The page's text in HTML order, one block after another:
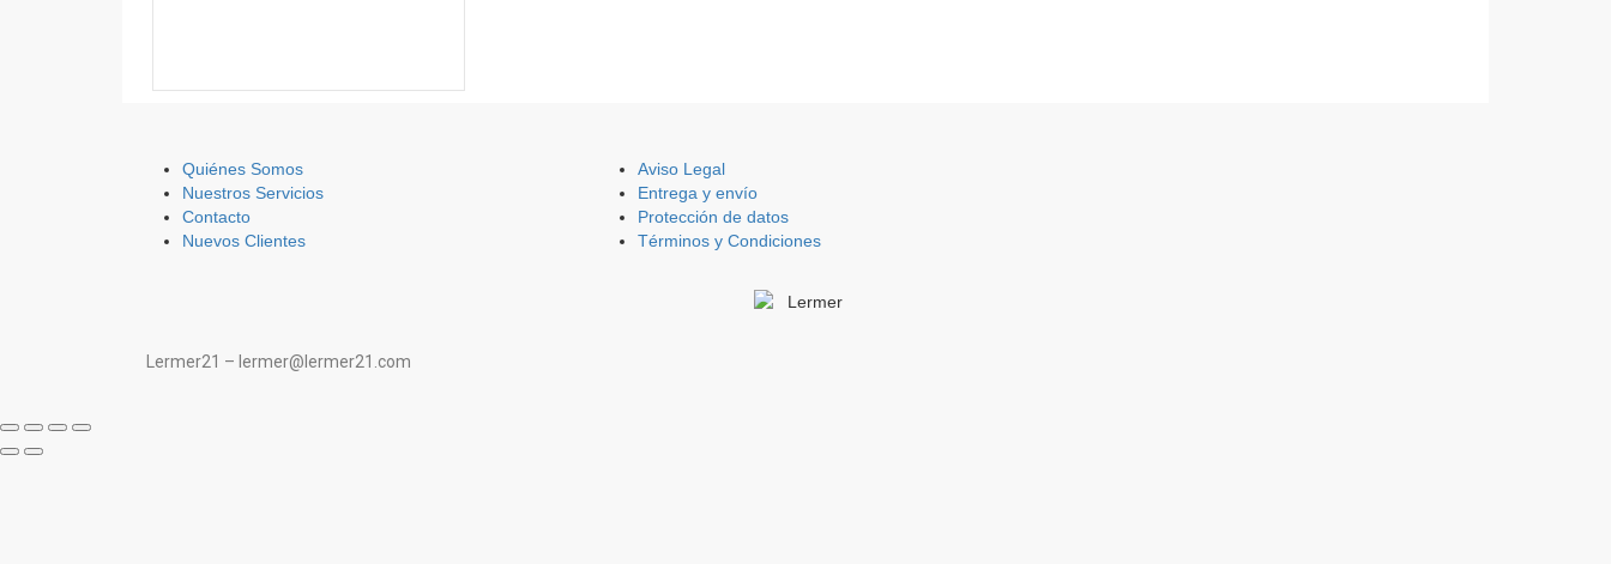
Quiénes Somos
Nuestros Servicios
Contacto
Nuevos Clientes
Aviso Legal
Entrega y envío
Protección de datos
Términos y Condiciones
Lermer21 – lermer@lermer21.com